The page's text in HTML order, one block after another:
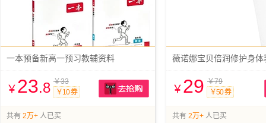
一本预备新高一预习教辅资料
￥ 23.8 ￥33
￥10 券
共有 2万+ 人已买
薇诺娜宝贝倍润修护身体
￥ 29 ￥79
￥50 券
共有 2万+ 人已买